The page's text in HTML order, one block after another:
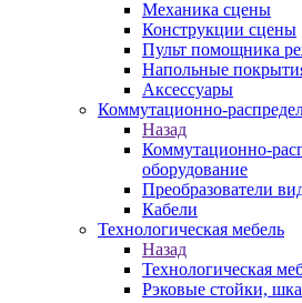
Механика сцены
Конструкции сцены
Пульт помощника
Напольные
Аксессуары
Коммутационно-
Назад
Коммутационно-
оборудование
Преобразователи
Кабели
Технологическая мебель
Назад
Технологическая
Рэковые стойки,